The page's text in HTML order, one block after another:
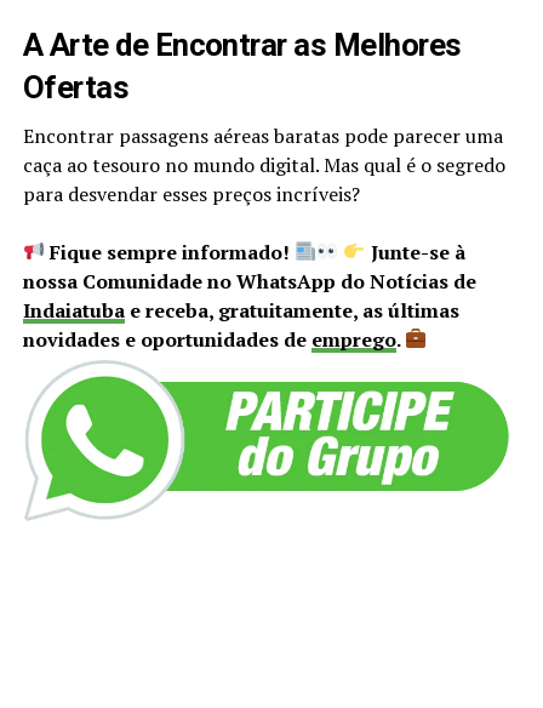
A Arte de Encontrar as Melhores
Ofertas
Encontrar passagens aéreas baratas pode parecer uma
caça ao tesouro no mundo digital. Mas qual é o segredo
para desvendar esses preços incríveis?
Fique sempre informado!
Junte-se à
nossa Comunidade no WhatsApp do Notícias de
Indaiatubae receba, gratuitamente, as últimas
novidades e oportunidades de emprego.